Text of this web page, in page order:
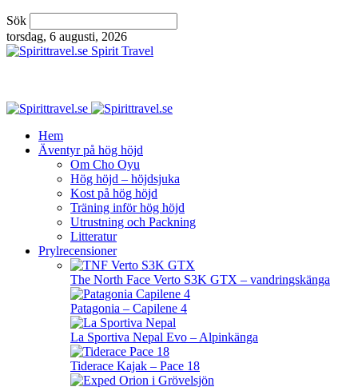
Sök
torsdag, 6 augusti, 2026
Spirit Travel
Hem
Äventyr på hög höjd
Om Cho Oyu
Hög höjd – höjdsjuka
Kost på hög höjd
Träning inför hög höjd
Utrustning och Packning
Litteratur
Prylrecensioner
The North Face Verto S3K GTX – vandringskänga
Patagonia – Capilene 4
La Sportiva Nepal Evo – Alpinkänga
Tiderace Kajak – Pace 18